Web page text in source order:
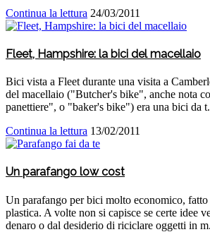
Continua la lettura 24/03/2011
Fleet, Hampshire: la bici del macellaio
Bici vista a Fleet durante una visita a
del macellaio ("Butcher's bike", anche nota
panettiere", o "baker's bike") era una bici da
Continua la lettura 13/02/2011
Un parafango low cost
Un parafango per bici molto economico,
plastica. A volte non si capisce se certe idee
denaro o dal desiderio di riciclare oggetti in